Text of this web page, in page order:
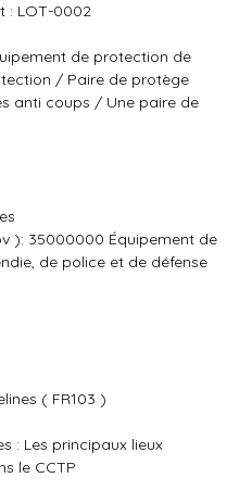
: LOT-0002
de protection de
/ Paire de protège
anti coups / Une paire de
): 35000000 Équipement de
de police et de défense
( FR103 )
: Les principaux lieux
le CCTP